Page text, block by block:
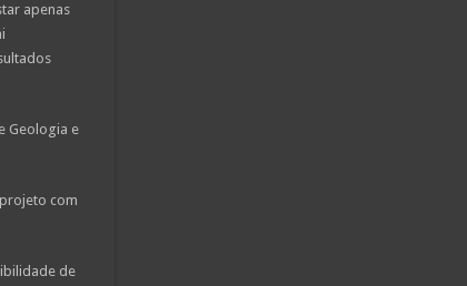
apenas
Geologia e
com
de